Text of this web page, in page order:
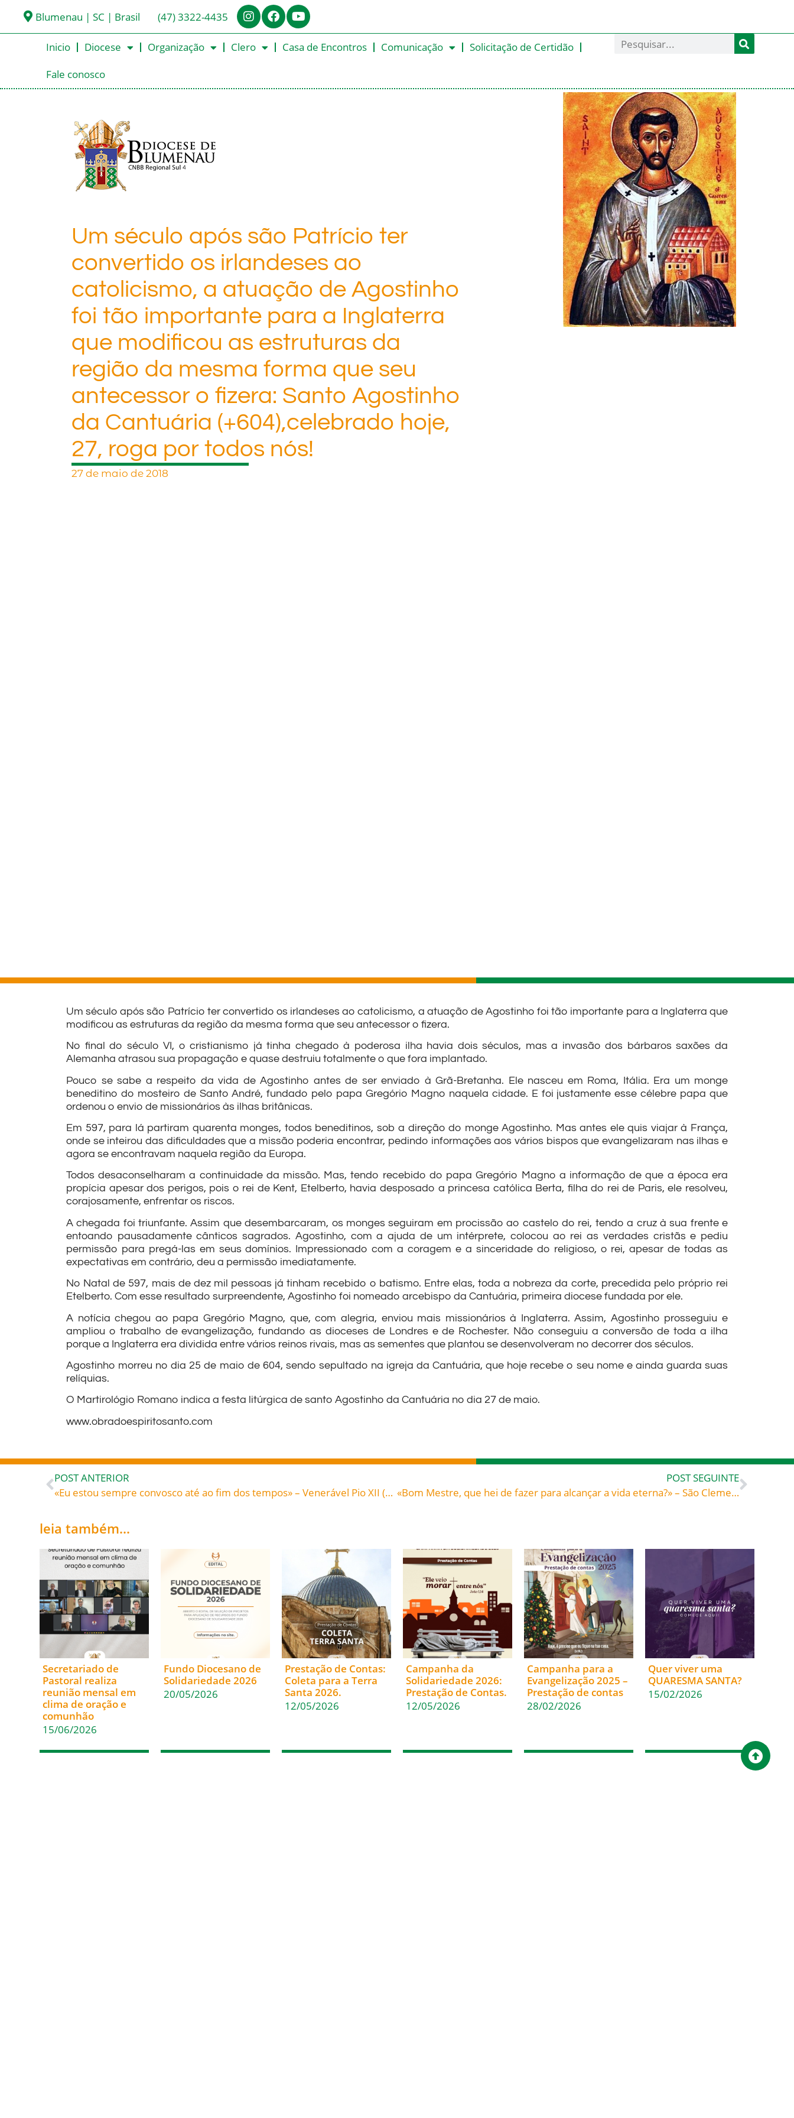
Blumenau | SC | Brasil (47) 3322-4435
Inicio Diocese Organização Clero Casa de Encontros Comunicação
Solicitação de Certidão
Fale conosco
Um século após são Patrício ter
convertido os irlandeses ao
catolicismo, a atuação de Agostinho
foi tão importante para a Inglaterra
que modificou as estruturas da
região da mesma forma que seu
antecessor o fizera: Santo Agostinho
da Cantuária (+604),celebrado hoje,
27, roga por todos nós!
27 de maio de 2018
Um século após são Patrício ter convertido os irlandeses ao catolicismo, a atuação de Agostinho foi tão importante para a Inglaterra que
modificou as estruturas da região da mesma forma que seu antecessor o fizera.
No final do século VI, o cristianismo já tinha chegado à poderosa ilha havia dois séculos, mas a invasão dos bárbaros saxões da
Alemanha atrasou sua propagação e quase destruiu totalmente o que fora implantado.
Pouco se sabe a respeito da vida de Agostinho antes de ser enviado à Grã-Bretanha. Ele nasceu em Roma, Itália. Era um monge
beneditino do mosteiro de Santo André, fundado pelo papa Gregório Magno naquela cidade. E foi justamente esse célebre papa que
ordenou o envio de missionários às ilhas britânicas.
Em 597, para lá partiram quarenta monges, todos beneditinos, sob a direção do monge Agostinho. Mas antes ele quis viajar à França,
onde se inteirou das dificuldades que a missão poderia encontrar, pedindo informações aos vários bispos que evangelizaram nas ilhas e
agora se encontravam naquela região da Europa.
Todos desaconselharam a continuidade da missão. Mas, tendo recebido do papa Gregório Magno a informação de que a época era
propícia apesar dos perigos, pois o rei de Kent, Etelberto, havia desposado a princesa católica Berta, filha do rei de Paris, ele resolveu,
corajosamente, enfrentar os riscos.
A chegada foi triunfante. Assim que desembarcaram, os monges seguiram em procissão ao castelo do rei, tendo a cruz à sua frente e
entoando pausadamente cânticos sagrados. Agostinho, com a ajuda de um intérprete, colocou ao rei as verdades cristãs e pediu
permissão para pregá-las em seus domínios. Impressionado com a coragem e a sinceridade do religioso, o rei, apesar de todas as
expectativas em contrário, deu a permissão imediatamente.
No Natal de 597, mais de dez mil pessoas já tinham recebido o batismo. Entre elas, toda a nobreza da corte, precedida pelo próprio rei
Etelberto. Com esse resultado surpreendente, Agostinho foi nomeado arcebispo da Cantuária, primeira diocese fundada por ele.
A notícia chegou ao papa Gregório Magno, que, com alegria, enviou mais missionários à Inglaterra. Assim, Agostinho prosseguiu e
ampliou o trabalho de evangelização, fundando as dioceses de Londres e de Rochester. Não conseguiu a conversão de toda a ilha
porque a Inglaterra era dividida entre vários reinos rivais, mas as sementes que plantou se desenvolveram no decorrer dos séculos.
Agostinho morreu no dia 25 de maio de 604, sendo sepultado na igreja da Cantuária, que hoje recebe o seu nome e ainda guarda suas
relíquias.
O Martirológio Romano indica a festa litúrgica de santo Agostinho da Cantuária no dia 27 de maio.
www.obradoespiritosanto.com
POST ANTERIOR
«Eu estou sempre convosco até ao fim dos tempos» – Venerável Pio XII (1876-1958), papa
POST SEGUINTE
«Bom Mestre, que hei de fazer para alcançar a vida eterna?» – São Clemente de Alexandria (150-c. 215), teólogo
leia também...
Secretariado de
Pastoral realiza
reunião mensal em
clima de oração e
comunhão
15/06/2026
Fundo Diocesano de
Solidariedade 2026
20/05/2026
Prestação de Contas:
Coleta para a Terra
Santa 2026.
12/05/2026
Campanha da
Solidariedade 2026:
Prestação de Contas.
12/05/2026
Campanha para a
Evangelização 2025 –
Prestação de contas
28/02/2026
Quer viver uma
QUARESMA SANTA?
15/02/2026